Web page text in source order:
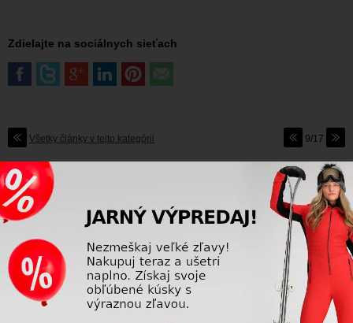
Zdielajte na sociálnych sieťach
Všetky články v tejto kategórii 9/17
SKI DEPOT